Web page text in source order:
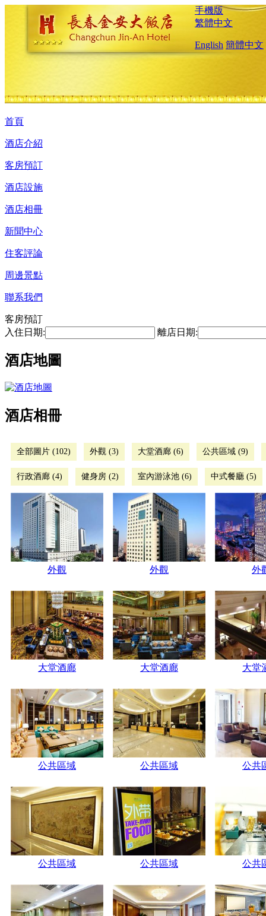
手機版
繁體中文
English 簡體中文
首頁
酒店介紹
客房預訂
酒店設施
酒店相冊
新聞中心
住客評論
周邊景點
聯系我們
客房預訂
入住日期:
離店日期:
酒店地圖
酒店相冊
全部圖片 (102) 外觀 (3) 大堂酒廊 (6) 公共區域 (9)
行政酒廊 (4) 健身房 (2) 室內游泳池 (6) 中式餐廳 (5)
外觀 外觀 外
大堂酒廊 大堂酒廊 大堂
公共區域 公共區域 公共
公共區域 公共區域 公共